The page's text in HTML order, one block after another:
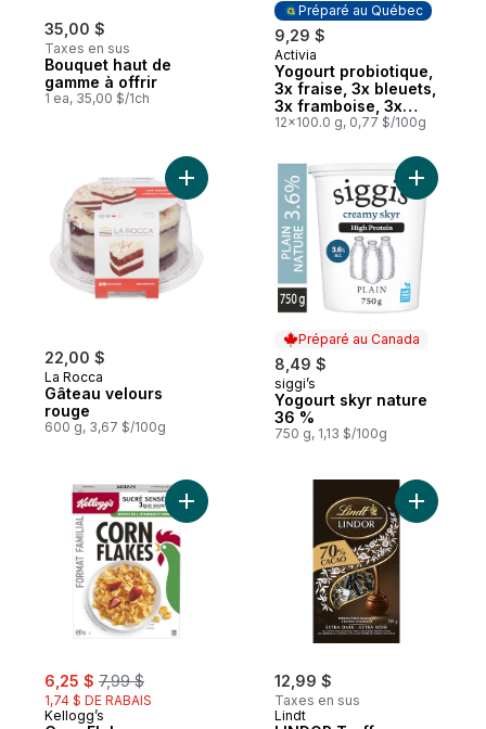
35,00 $
Taxes en sus
Bouquet haut de
gamme à offrir
1 ea, 35,00 $/1ch
Préparé au Québec
9,29 $
Préparé au Québec
Activia
Yogourt probiotique,
3x fraise, 3x bleuets,
3x framboise, 3x
pêche
12x100.0 g, 0,77 $/100g
22,00 $
La Rocca
Gâteau velours
rouge
600 g, 3,67 $/100g
Ajouter Gâteau velours rouge au panier
Préparé au Canada
8,49 $
Préparé au Canada
siggi’s
Yogourt skyr nature
36 %
750 g, 1,13 $/100g
Ajouter
sale:
6,25 $ , formerly:
7,99 $
1,74 $ DE RABAIS
Kellogg’s
Ajouter Corn Flakes au panier
12,99 $
Taxes en sus
Lindt
Ajouter